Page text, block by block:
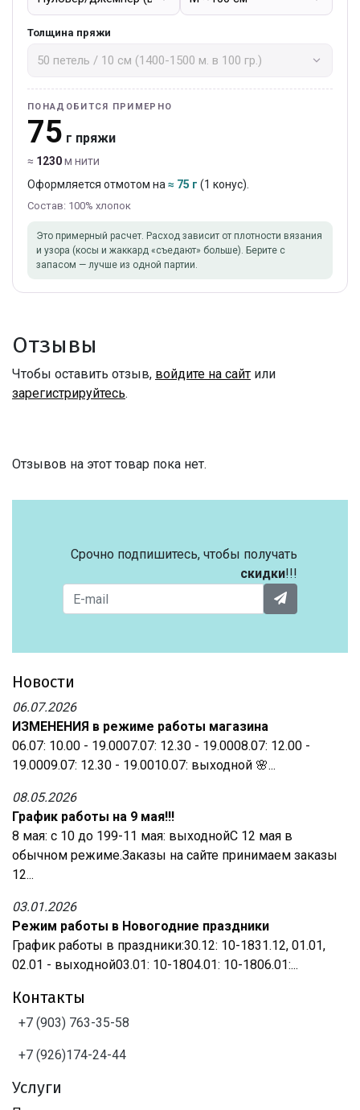
Толщина пряжи
ПОНАДОБИТСЯ ПРИМЕРНО
75 г пряжи
≈ 1230м нити
Оформляется отмотом на≈ 75 г (1 конус).
Состав: 100% хлопок
Это примерный расчет. Расход зависит от плотности вязания
и узора (косы и жаккард «съедают» больше). Берите с
запасом — лучше из одной партии.
Отзывы
Чтобы оставить отзыв, войдите на сайт или
зарегистрируйтесь.
Отзывов на этот товар пока нет.
Срочно подпишитесь, чтобы получать
скидки!!!
Новости
06.07.2026
ИЗМЕНЕНИЯ в режиме работы магазина
06.07: 10.00 - 19.0007.07: 12.30 - 19.0008.07: 12.00 -
19.0009.07: 12.30 - 19.0010.07: выходной 🌸...
08.05.2026
График работы на 9 мая!!!
8 мая: с 10 до 199-11 мая: выходнойС 12 мая в
обычном режиме.Заказы на сайте принимаем заказы
12...
03.01.2026
Режим работы в Новогодние праздники
График работы в праздники:30.12: 10-1831.12, 01.01,
02.01 - выходной03.01: 10-1804.01: 10-1806.01:...
Контакты
+7 (903) 763-35-58
+7 (926)174-24-44
Услуги